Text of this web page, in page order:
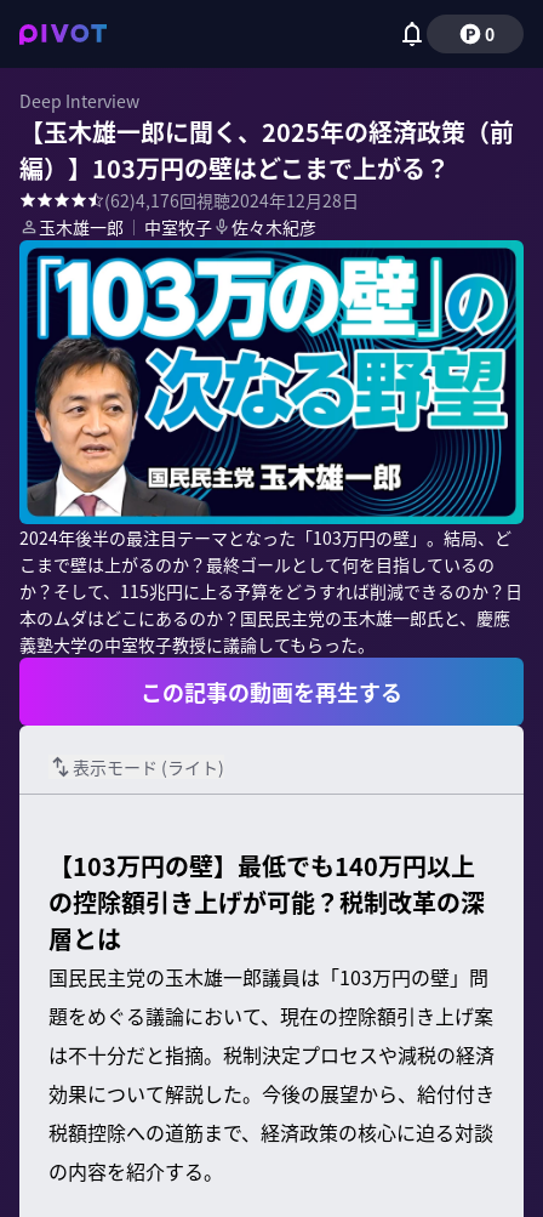
0
Deep Interview
【玉木雄一郎に聞く、2025年の経済政策（前
編）】103万円の壁はどこまで上がる？
(62)4,176回視聴2024年12月28日
玉木雄一郎 ｜ 中室牧子 佐々木紀彦
2024年後半の最注目テーマとなった「103万円の壁」。結局、ど
こまで壁は上がるのか？最終ゴールとして何を目指しているの
か？そして、115兆円に上る予算をどうすれば削減できるのか？日
本のムダはどこにあるのか？国民民主党の玉木雄一郎氏と、慶應
義塾大学の中室牧子教授に議論してもらった。
この記事の動画を再生する
表示モード (ライト)
【103万円の壁】最低でも140万円以上
の控除額引き上げが可能？税制改革の深
層とは
国民民主党の玉木雄一郎議員は「103万円の壁」問
題をめぐる議論において、現在の控除額引き上げ案
は不十分だと指摘。税制決定プロセスや減税の経済
効果について解説した。今後の展望から、給付付き
税額控除への道筋まで、経済政策の核心に迫る対談
の内容を紹介する。